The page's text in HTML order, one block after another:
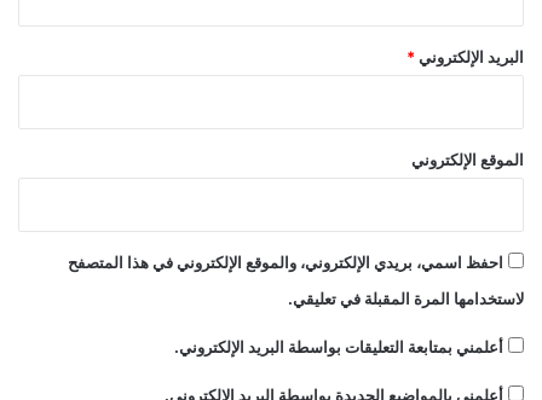
البريد الإلكتروني *
الموقع الإلكتروني
احفظ اسمي، بريدي الإلكتروني، والموقع الإلكتروني في هذا المتصفح
لاستخدامها المرة المقبلة في تعليقي.
أعلمني بمتابعة التعليقات بواسطة البريد الإلكتروني.
أعلمني بالمواضيع الجديدة بواسطة البريد الإلكتروني.